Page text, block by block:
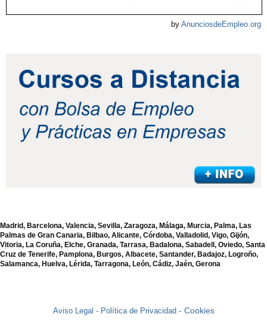
by AnunciosdeEmpleo.org
Madrid, Barcelona, Valencia, Sevilla, Zaragoza, Málaga, Murcia, Palma, Las
Palmas de Gran Canaria, Bilbao, Alicante, Córdoba, Valladolid, Vigo, Gijón,
Vitoria, La Coruña, Elche, Granada, Tarrasa, Badalona, Sabadell, Oviedo, Santa
Cruz de Tenerife, Pamplona, Burgos, Albacete, Santander, Badajoz, Logroño,
Salamanca, Huelva, Lérida, Tarragona, León, Cádiz, Jaén, Gerona
Aviso Legal - Política de Privacidad - Cookies